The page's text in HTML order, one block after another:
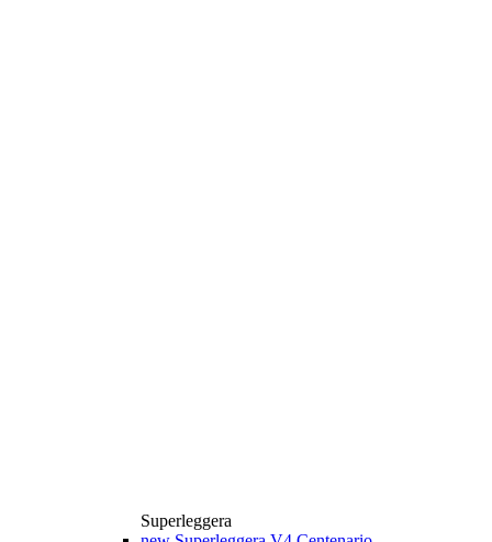
Superleggera